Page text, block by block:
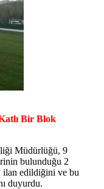
Bir Blok
Müdürlüğü, 9
bulunduğu 2
ilan edildiğini ve bu
duyurdu.